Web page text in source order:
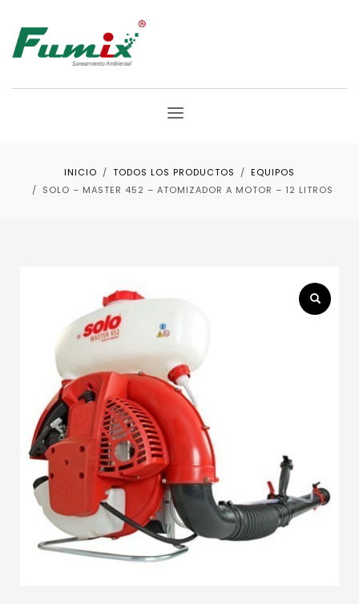
INICIO TODOS LOS PRODUCTOS
EQUIPOS
SOLO – MASTER 452 – ATOMIZADOR A MOTOR – 12 LITROS